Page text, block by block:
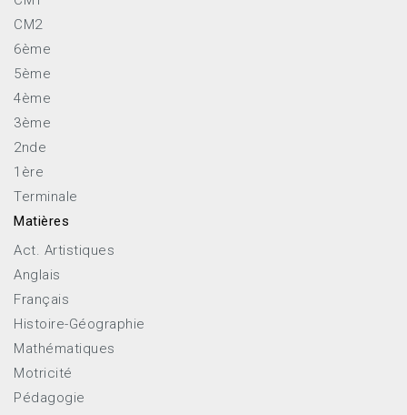
CM2
6ème
5ème
4ème
3ème
2nde
1ère
Terminale
Matières
Act. Artistiques
Anglais
Français
Histoire-Géographie
Mathématiques
Motricité
Pédagogie